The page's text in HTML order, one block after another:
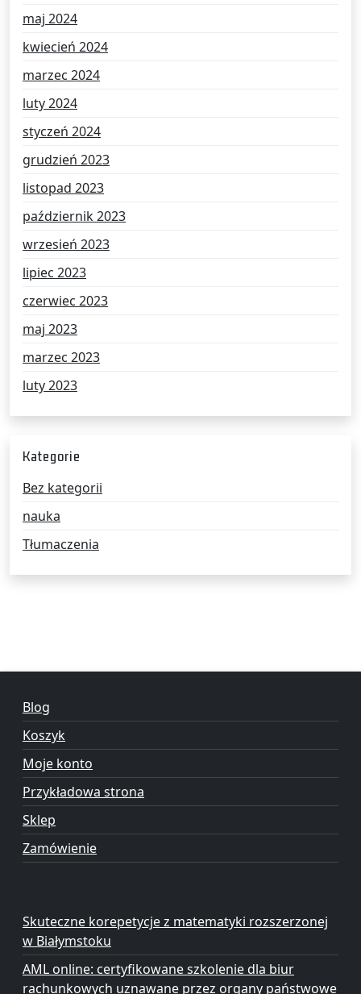
maj 2024
kwiecień 2024
marzec 2024
luty 2024
styczeń 2024
grudzień 2023
listopad 2023
październik 2023
wrzesień 2023
lipiec 2023
czerwiec 2023
maj 2023
marzec 2023
luty 2023
Kategorie
Bez kategorii
nauka
Tłumaczenia
Blog
Koszyk
Moje konto
Przykładowa strona
Sklep
Zamówienie
Skuteczne korepetycje z matematyki rozszerzonej
w Białymstoku
AML online: certyfikowane szkolenie dla biur
rachunkowych uznawane przez organy państwowe